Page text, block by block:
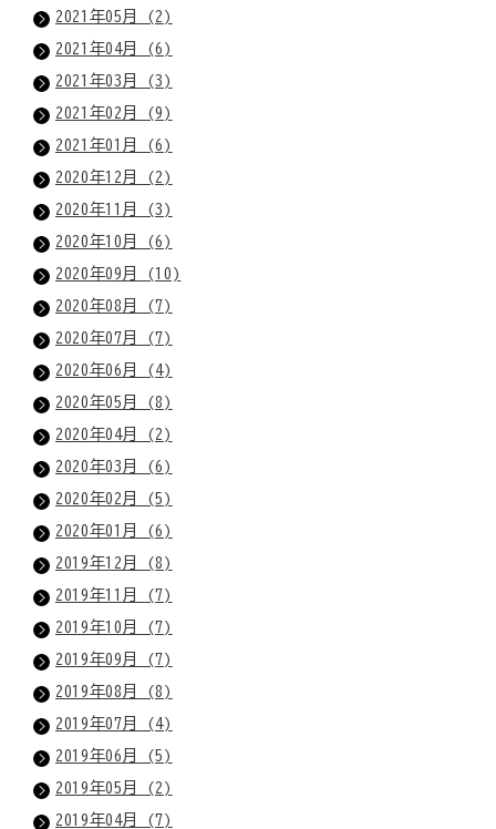
2021年05月 (2)
2021年04月 (6)
2021年03月 (3)
2021年02月 (9)
2021年01月 (6)
2020年12月 (2)
2020年11月 (3)
2020年10月 (6)
2020年09月 (10)
2020年08月 (7)
2020年07月 (7)
2020年06月 (4)
2020年05月 (8)
2020年04月 (2)
2020年03月 (6)
2020年02月 (5)
2020年01月 (6)
2019年12月 (8)
2019年11月 (7)
2019年10月 (7)
2019年09月 (7)
2019年08月 (8)
2019年07月 (4)
2019年06月 (5)
2019年05月 (2)
2019年04月 (7)